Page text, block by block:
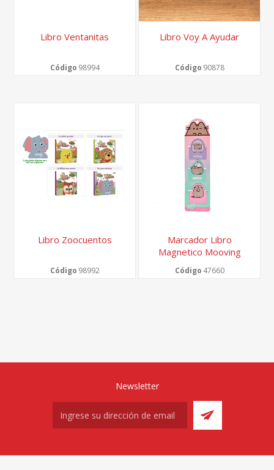
Libro Ventanitas
Código 98994
Libro Voy A Ayudar
Código 90878
Libro Zoocuentos
Código 98992
Marcador Libro
Magnetico Mooving
Pusheen Maw Blister X
3
Código 47660
Newsletter